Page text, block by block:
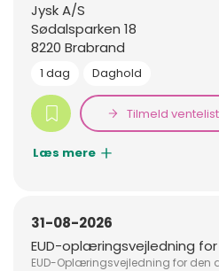
Jysk A/S
Sødalsparken 18
8220 Brabrand
1 dag Daghold
Tilmeld
Læs mere
31-08-2026
EUD-oplæringsvejledning
EUD-Oplæringsvejledning for